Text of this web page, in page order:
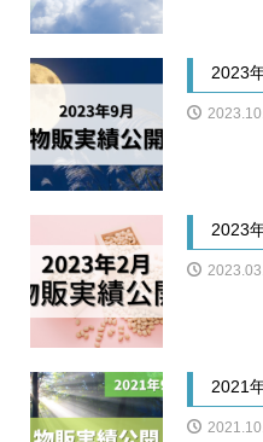
2023
2023
2021